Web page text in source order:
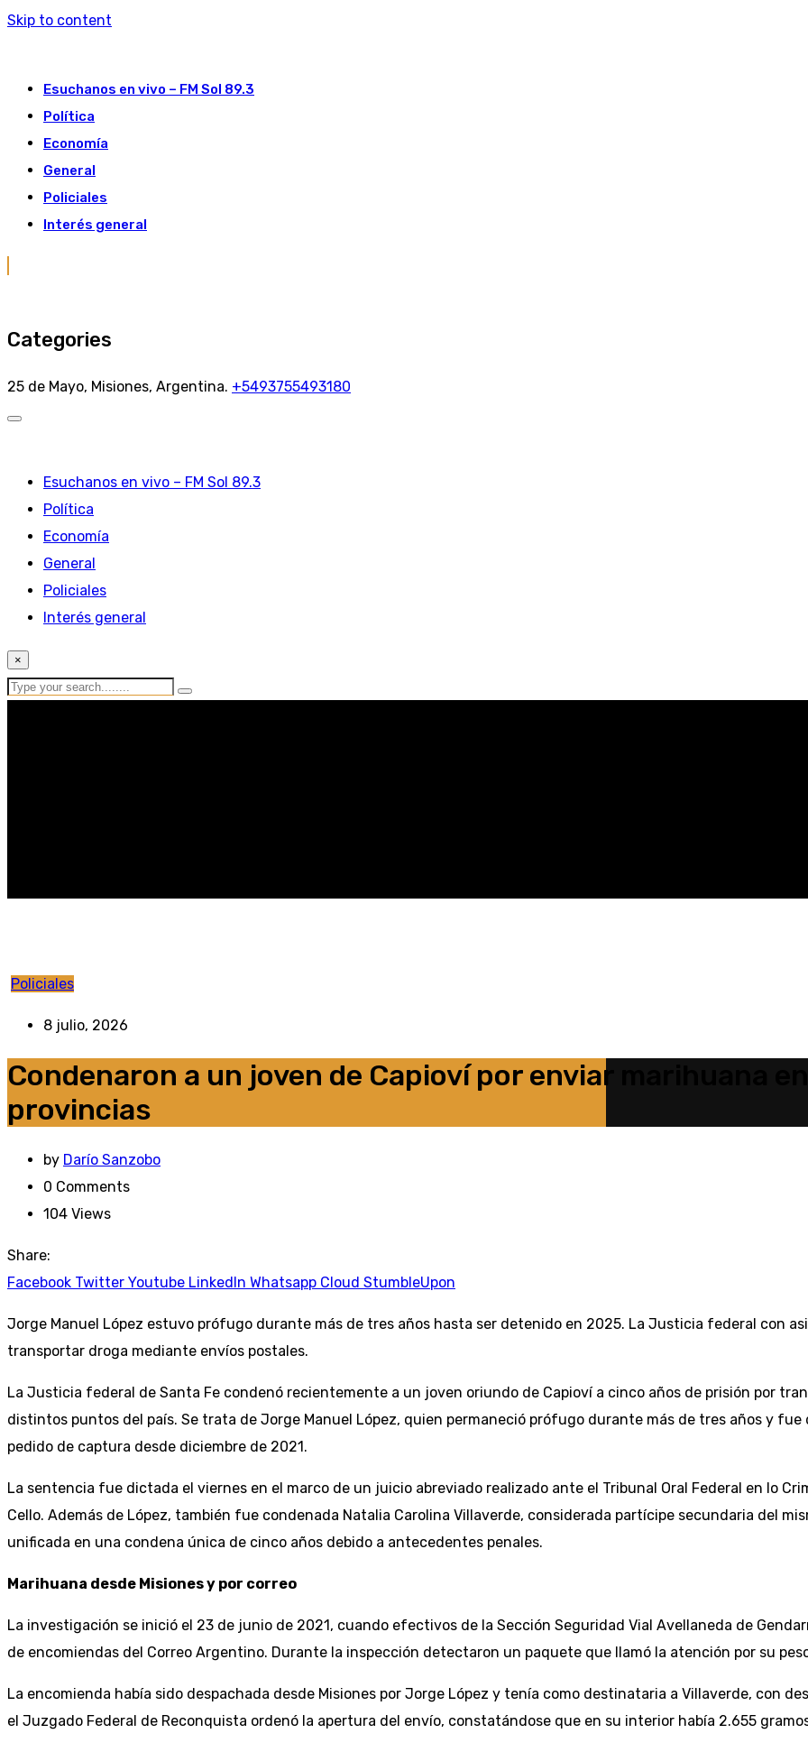
Skip to content
Esuchanos en vivo – FM Sol 89.3
Política
Economía
General
Policiales
Interés general
Categories
25 de Mayo, Misiones, Argentina. +5493755493180
Esuchanos en vivo – FM Sol 89.3
Política
Economía
General
Policiales
Interés general
×
Policiales
8 julio, 2026
Condenaron a un joven de Capioví por enviar marihuana
provincias
by Darío Sanzobo
0 Comments
104 Views
Share:
Facebook Twitter Youtube LinkedIn Whatsapp Cloud StumbleUpon
Jorge Manuel López estuvo prófugo durante más de tres años hasta ser detenido en 2025. La Justicia federal con
transportar droga mediante envíos postales.
La Justicia federal de Santa Fe condenó recientemente a un joven oriundo de Capioví a cinco años de prisión por
distintos puntos del país. Se trata de Jorge Manuel López, quien permaneció prófugo durante más de tres años y
pedido de captura desde diciembre de 2021.
La sentencia fue dictada el viernes en el marco de un juicio abreviado realizado ante el Tribunal Oral Federal en lo
Cello. Además de López, también fue condenada Natalia Carolina Villaverde, considerada partícipe secundaria del
unificada en una condena única de cinco años debido a antecedentes penales.
Marihuana desde Misiones y por correo
La investigación se inició el 23 de junio de 2021, cuando efectivos de la Sección Seguridad Vial Avellaneda de
de encomiendas del Correo Argentino. Durante la inspección detectaron un paquete que llamó la atención por su
La encomienda había sido despachada desde Misiones por Jorge López y tenía como destinataria a Villaverde, con
el Juzgado Federal de Reconquista ordenó la apertura del envío, constatándose que en su interior había 2.655